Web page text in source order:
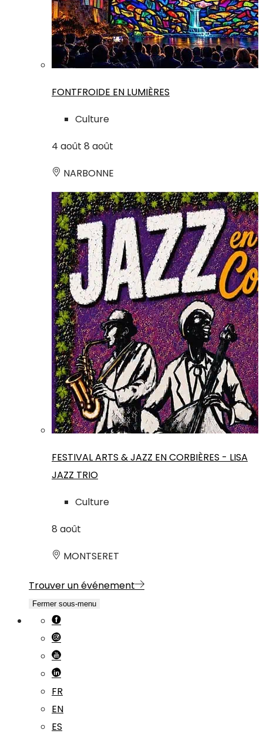
FONTFROIDE EN LUMIÈRES
Culture
4 août 8 août
NARBONNE
FESTIVAL ARTS & JAZZ EN CORBIÈRES - LISA
JAZZ TRIO
Culture
8 août
MONTSERET
Trouver un événement
Fermer sous-menu
FR
EN
ES